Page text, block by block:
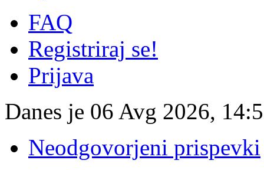
FAQ
Registriraj se!
Prijava
Danes je 06 Avg 2026,
Neodgovorjeni prispevki